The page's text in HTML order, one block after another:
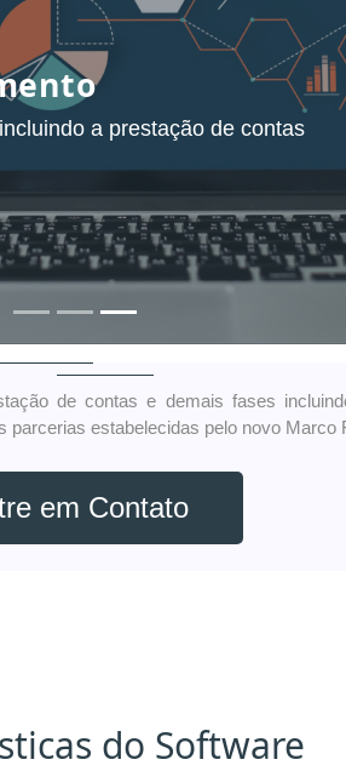
Marco Regulatório das
único software
de contas e demais fases
estabelecidas pelo novo
em Contato
do Software